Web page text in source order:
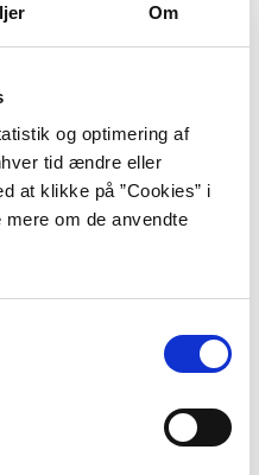
Om
og optimering af
tid ændre eller
at klikke på ”Cookies” i
om de anvendte
Stockmann, Camilla:
Nielsen, Johann Sten:
Aggersbjerg, Marcus: